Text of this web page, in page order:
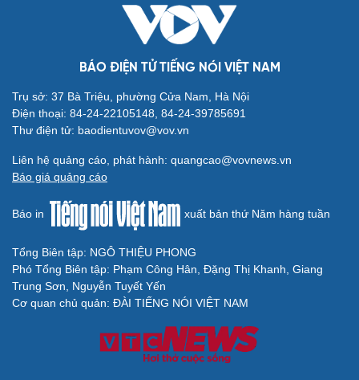
BÁO ĐIỆN TỬ TIẾNG NÓI VIỆT NAM
Trụ sở: 37 Bà Triệu, phường Cửa Nam, Hà Nội
Điện thoại: 84-24-22105148, 84-24-39785691
Thư điện tử: baodientuvov@vov.vn
Liên hệ quảng cáo, phát hành: quangcao@vovnews.vn
Báo giá quảng cáo
Báo in xuất bản thứ Năm hàng tuần
Tổng Biên tập: NGÔ THIỆU PHONG
Phó Tổng Biên tập: Phạm Công Hân, Đặng Thị Khanh, Giang
Trung Sơn, Nguyễn Tuyết Yến
Cơ quan chủ quản: ĐÀI TIẾNG NÓI VIỆT NAM